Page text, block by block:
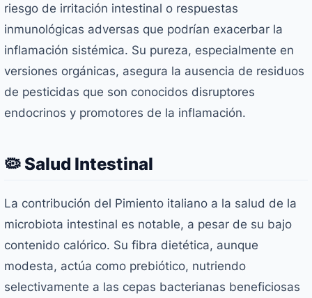
riesgo de irritación intestinal o respuestas
inmunológicas adversas que podrían exacerbar la
inflamación sistémica. Su pureza, especialmente en
versiones orgánicas, asegura la ausencia de residuos
de pesticidas que son conocidos disruptores
endocrinos y promotores de la inflamación.
🦠 Salud Intestinal
La contribución del Pimiento italiano a la salud de la
microbiota intestinal es notable, a pesar de su bajo
contenido calórico. Su fibra dietética, aunque
modesta, actúa como prebiótico, nutriendo
selectivamente a las cepas bacterianas beneficiosas